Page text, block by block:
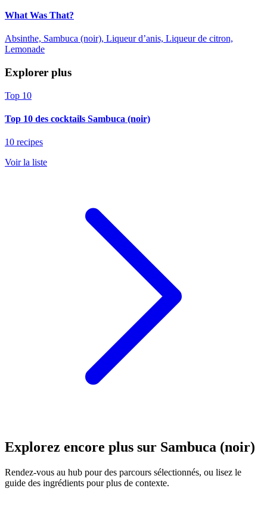
What Was That?
Absinthe, Sambuca (noir), Liqueur d’anis, Liqueur de citron,
Lemonade
Explorer plus
Top 10
Top 10 des cocktails Sambuca (noir)
10 recipes
Voir la liste
Explorez encore plus sur Sambuca (noir)
Rendez-vous au hub pour des parcours sélectionnés, ou lisez le
guide des ingrédients pour plus de contexte.